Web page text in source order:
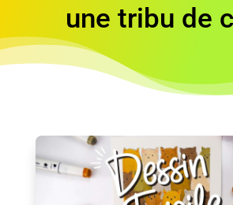
une tribu de